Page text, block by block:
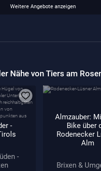
Weitere Angebote anzeigen
Nähe von Tiers am
-
-
Almzauber:
Bike über
Rodenecker
Alm
Brixen &